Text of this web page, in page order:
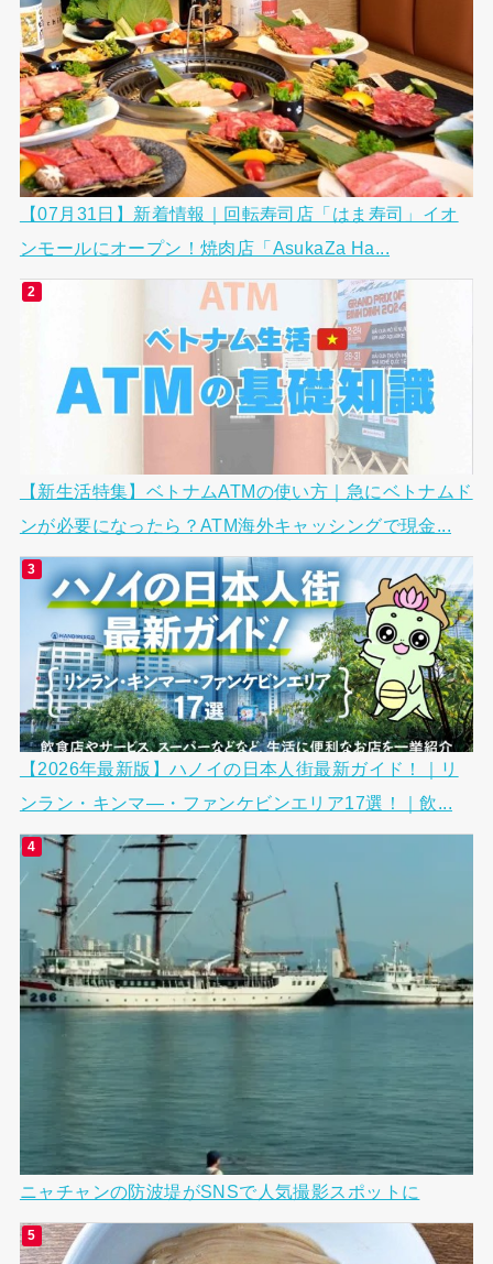
【07月31日】新着情報｜回転寿司店「はま寿司」イオ
ンモールにオープン！焼肉店「AsukaZa Ha...
【新生活特集】ベトナムATMの使い方｜急にベトナムド
ンが必要になったら？ATM海外キャッシングで現金...
【2026年最新版】ハノイの日本人街最新ガイド！｜リ
ンラン・キンマ―・ファンケビンエリア17選！｜飲...
ニャチャンの防波堤がSNSで人気撮影スポットに